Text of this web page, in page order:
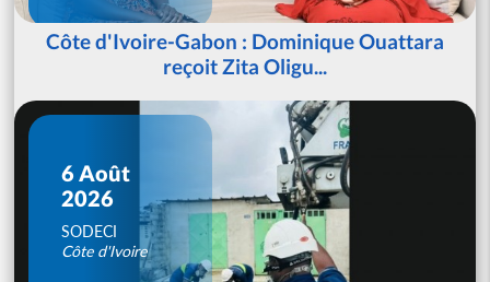
Côte d'Ivoire-Gabon : Dominique Ouattara
reçoit Zita Oligu...
6 Août
2026
SODECI
Côte d'Ivoire